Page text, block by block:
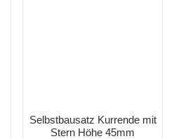
Selbstbausatz Kurrende mit
Stern Höhe 45mm